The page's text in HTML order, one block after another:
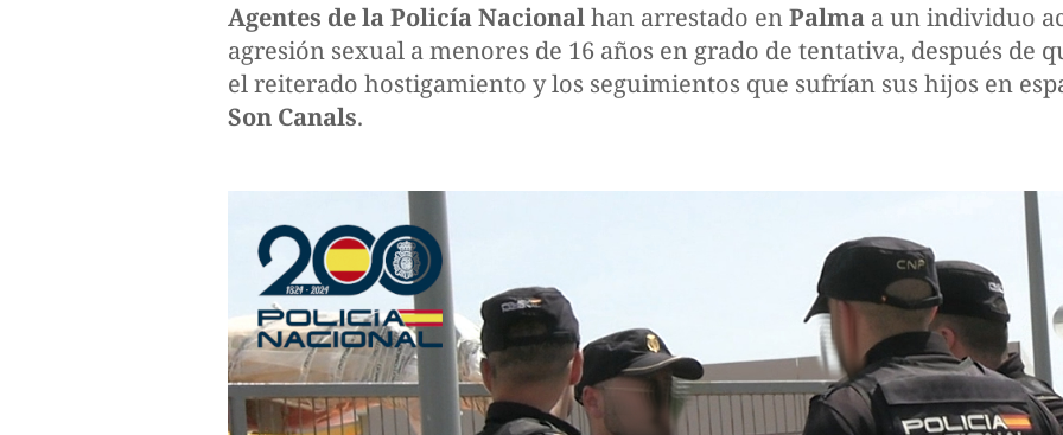
Agentes de la Policía Nacionalhan arrestado enPalma a un individuo
agresión sexual a menores de 16 años en grado de tentativa, después de
el reiterado hostigamiento y los seguimientos que sufrían sus hijos en
Son Canals.